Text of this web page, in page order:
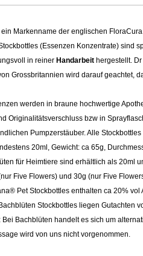
Markenname der englischen FloraCura
(Essenzen Konzentrate) sind
in reiner Handarbeit hergestellt.
Grossbritannien wird darauf geachtet,
werden in braune hochwertige
Originalitätsverschluss bzw in
Pumpzerstäuber. Alle
20ml, Gewicht: ca 65g,
für Heimtiere sind erhältlich als 20ml
Five Flowers) und 30g (nur Five
Pet Stockbottles enthalten ca 20%
Stockbottles liegen Gutachten
: Bei Bachblüten handelt es sich um
wird von uns nicht vorgenommen.